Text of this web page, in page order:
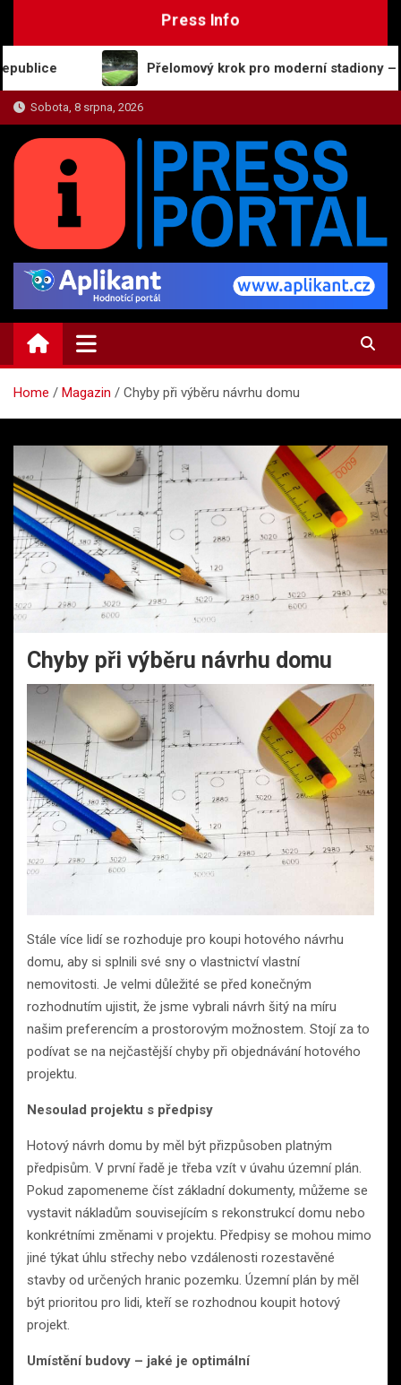
Press Info
Přelomový krok pro moderní stadiony – nové
Sobota, 8 srpna, 2026
PRESS-PORTAL.CZ
Zajímavosti, názory a on-line zpravodajství
Home Magazin Chyby při výběru návrhu domu
Chyby při výběru návrhu domu
Stále více lidí se rozhoduje pro koupi hotového návrhu
domu, aby si splnili své sny o vlastnictví vlastní
nemovitosti. Je velmi důležité se před konečným
rozhodnutím ujistit, že jsme vybrali návrh šitý na míru
našim preferencím a prostorovým možnostem. Stojí za to
podívat se na nejčastější chyby při objednávání hotového
projektu.
Nesoulad projektu s předpisy
Hotový návrh domu by měl být přizpůsoben platným
předpisům. V první řadě je třeba vzít v úvahu územní plán.
Pokud zapomeneme číst základní dokumenty, můžeme se
vystavit nákladům souvisejícím s rekonstrukcí domu nebo
konkrétními změnami v projektu. Předpisy se mohou mimo
jiné týkat úhlu střechy nebo vzdálenosti rozestavěné
stavby od určených hranic pozemku. Územní plán by měl
být prioritou pro lidi, kteří se rozhodnou koupit hotový
projekt.
Umístění budovy – jaké je optimální